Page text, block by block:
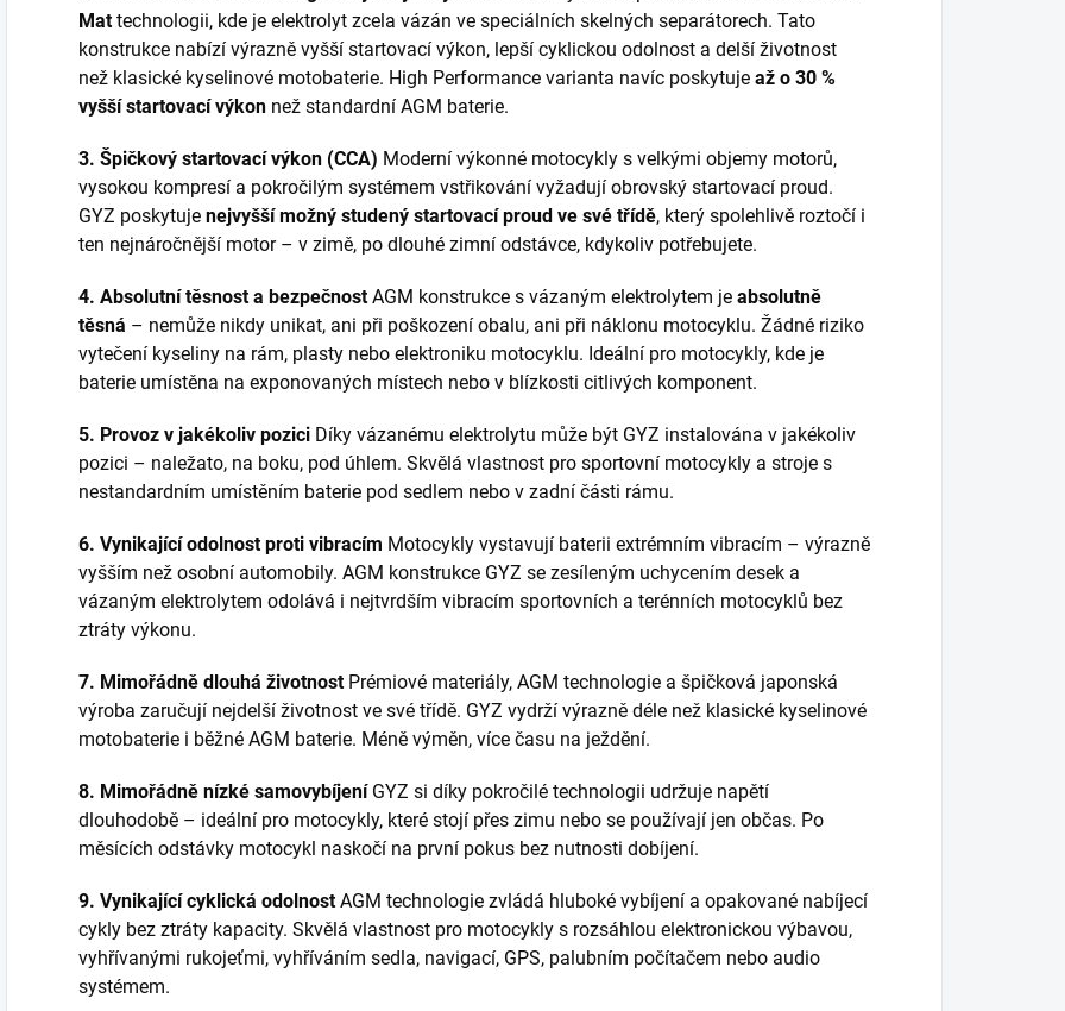
Mattechnologii, kde je elektrolyt zcela vázán ve speciálních skelných separátorech. Tato
konstrukce nabízí výrazně vyšší startovací výkon, lepší cyklickou odolnost a delší životnost
než klasické kyselinové motobaterie. High Performance varianta navíc poskytuje až o 30 %
vyšší startovací výkon než standardní AGM baterie.
3. Špičkový startovací výkon (CCA) Moderní výkonné motocykly s velkými objemy motorů,
vysokou kompresí a pokročilým systémem vstřikování vyžadují obrovský startovací proud.
GYZ poskytuje nejvyšší možný studený startovací proud ve své třídě, který spolehlivě roztočí i
ten nejnáročnější motor – v zimě, po dlouhé zimní odstávce, kdykoliv potřebujete.
4. Absolutní těsnost a bezpečnostAGM konstrukce s vázaným elektrolytem je absolutně
těsná – nemůže nikdy unikat, ani při poškození obalu, ani při náklonu motocyklu. Žádné riziko
vytečení kyseliny na rám, plasty nebo elektroniku motocyklu. Ideální pro motocykly, kde je
baterie umístěna na exponovaných místech nebo v blízkosti citlivých komponent.
5. Provoz v jakékoliv pozici Díky vázanému elektrolytu může být GYZ instalována v jakékoliv
pozici – naležato, na boku, pod úhlem. Skvělá vlastnost pro sportovní motocykly a stroje s
nestandardním umístěním baterie pod sedlem nebo v zadní části rámu.
6. Vynikající odolnost proti vibracím Motocykly vystavují baterii extrémním vibracím – výrazně
vyšším než osobní automobily. AGM konstrukce GYZ se zesíleným uchycením desek a
vázaným elektrolytem odolává i nejtvrdším vibracím sportovních a terénních motocyklů bez
ztráty výkonu.
7. Mimořádně dlouhá životnostPrémiové materiály, AGM technologie a špičková japonská
výroba zaručují nejdelší životnost ve své třídě. GYZ vydrží výrazně déle než klasické kyselinové
motobaterie i běžné AGM baterie. Méně výměn, více času na ježdění.
8. Mimořádně nízké samovybíjeníGYZ si díky pokročilé technologii udržuje napětí
dlouhodobě – ideální pro motocykly, které stojí přes zimu nebo se používají jen občas. Po
měsících odstávky motocykl naskočí na první pokus bez nutnosti dobíjení.
9. Vynikající cyklická odolnostAGM technologie zvládá hluboké vybíjení a opakované nabíjecí
cykly bez ztráty kapacity. Skvělá vlastnost pro motocykly s rozsáhlou elektronickou výbavou,
vyhřívanými rukojeťmi, vyhříváním sedla, navigací, GPS, palubním počítačem nebo audio
systémem.